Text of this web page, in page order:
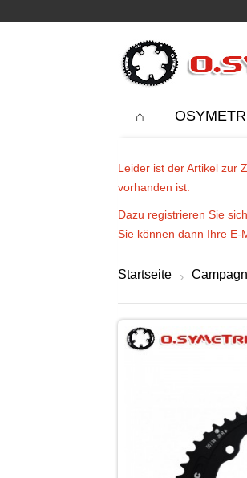
Leider ist der Artikel zur
vorhanden ist.
Dazu registrieren Sie
Sie können dann Ihre E-
Startseite ›